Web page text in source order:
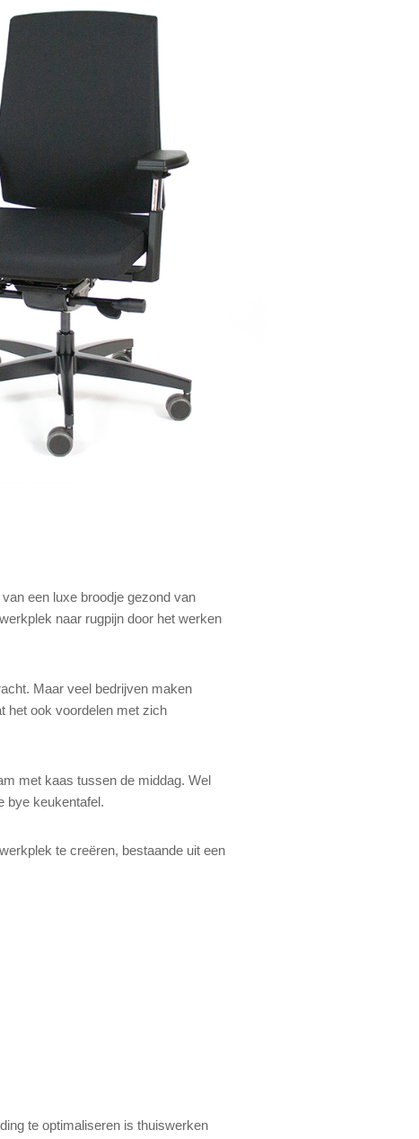
een luxe broodje gezond van
naar rugpijn door het werken
Maar veel bedrijven maken
het ook voordelen met zich
met kaas tussen de middag. Wel
bye keukentafel.
te creëren, bestaande uit een
te optimaliseren is thuiswerken